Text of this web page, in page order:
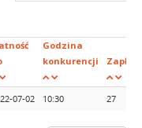
Godzina
konkurencji
07-02 10:30 27